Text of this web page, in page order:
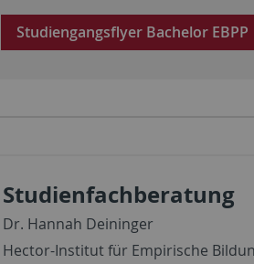
Studiengangsflyer Bachelor EBPP
Studienfachberatung
Dr. Hannah Deininger
Hector-Institut für Empirische